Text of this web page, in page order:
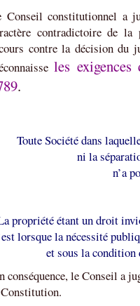
Conseil constitutionnel a
contradictoire de
contre la décision du
les
.
Toute Société dans
ni la
n’a
propriété étant un droit
lorsque la nécessité
et sous la condition
conséquence, le Conseil a